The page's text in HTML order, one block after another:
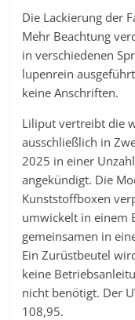
Die Lackierung der
Mehr Beachtung
in verschiedenen
lupenrein
keine Anschriften.
Liliput vertreibt die
ausschließlich in
2025 in einer
angekündigt. Die
Kunststoffboxen
umwickelt in einem
gemeinsamen in
Ein Zurüstbeutel
keine
nicht benötigt. Der
108,95.